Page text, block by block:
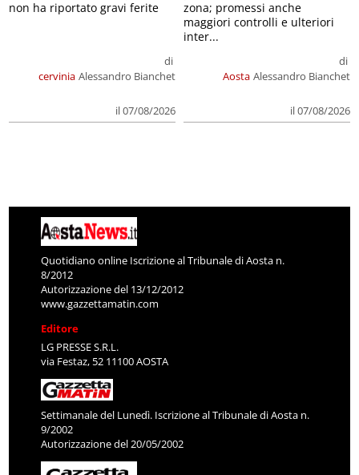
cervinia
di
Alessandro Bianchet
il 07/08/2026
non ha riportato gravi ferite
Aosta
di
Alessandro Bianchet
il 07/08/2026
zona; promessi anche
maggiori controlli e ulteriori
inter...
Quotidiano online Iscrizione al Tribunale di Aosta n.
8/2012
Autorizzazione del 13/12/2012
www.gazzettamatin.com
Editore
LG PRESSE S.R.L.
via Festaz, 52 11100 AOSTA
Settimanale del Lunedì. Iscrizione al Tribunale di Aosta n.
9/2002
Autorizzazione del 20/05/2002